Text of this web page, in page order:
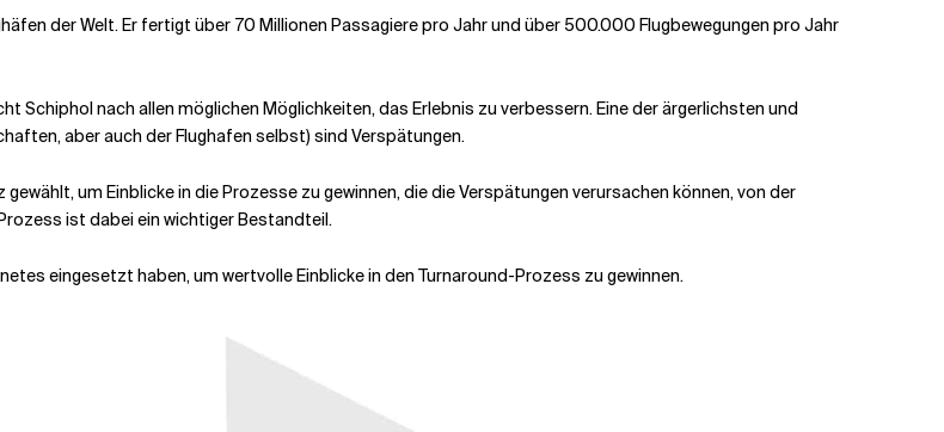
der Welt. Er fertigt über 70 Millionen Passagiere pro Jahr und über 500.000 Flugbewegungen pro Jahr
Schiphol nach allen möglichen Möglichkeiten, das Erlebnis zu verbessern. Eine der ärgerlichsten und
aber auch der Flughafen selbst) sind Verspätungen.
um Einblicke in die Prozesse zu gewinnen, die die Verspätungen verursachen können, von der
ist dabei ein wichtiger Bestandteil.
eingesetzt haben, um wertvolle Einblicke in den Turnaround-Prozess zu gewinnen.